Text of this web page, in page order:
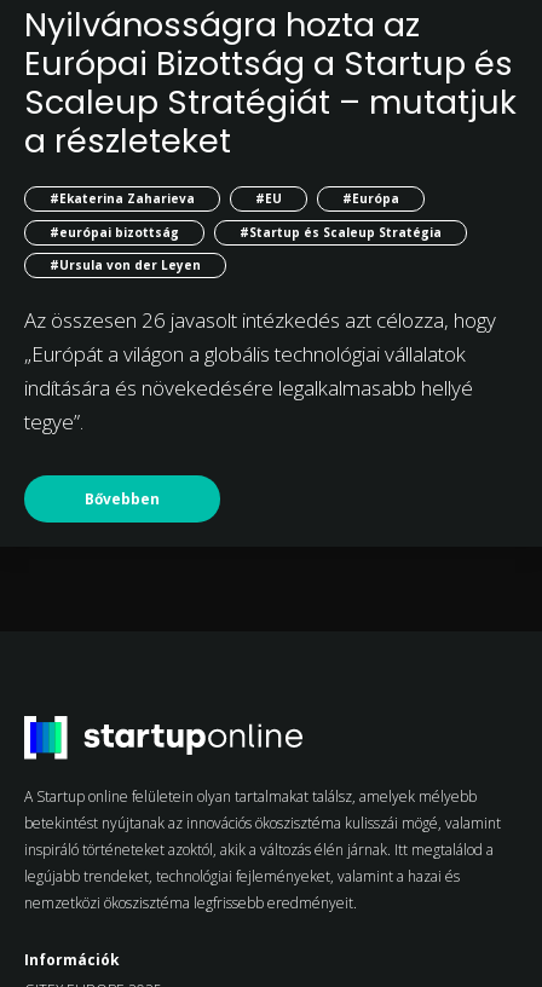
Nyilvánosságra hozta az
Európai Bizottság a Startup és
Scaleup Stratégiát – mutatjuk
a részleteket
#Ekaterina Zaharieva #EU
#Európa
#európai bizottság
#Startup és Scaleup Stratégia
#Ursula von der Leyen
Az összesen 26 javasolt intézkedés azt célozza, hogy
„Európát a világon a globális technológiai vállalatok
indítására és növekedésére legalkalmasabb hellyé
tegye”.
Bővebben
A Startup online felületein olyan tartalmakat találsz, amelyek mélyebb
betekintést nyújtanak az innovációs ökoszisztéma kulisszái mögé, valamint
inspiráló történeteket azoktól, akik a változás élén járnak. Itt megtalálod a
legújabb trendeket, technológiai fejleményeket, valamint a hazai és
nemzetközi ökoszisztéma legfrissebb eredményeit.
Információk